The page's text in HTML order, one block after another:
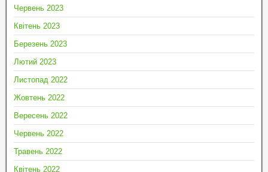
Червень 2023
Квітень 2023
Березень 2023
Лютий 2023
Листопад 2022
Жовтень 2022
Вересень 2022
Червень 2022
Травень 2022
Квітень 2022